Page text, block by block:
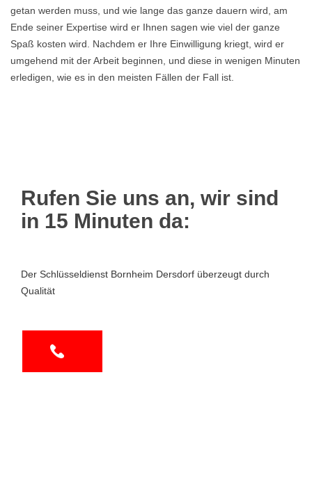
getan werden muss, und wie lange das ganze dauern wird, am
Ende seiner Expertise wird er Ihnen sagen wie viel der ganze
Spaß kosten wird. Nachdem er Ihre Einwilligung kriegt, wird er
umgehend mit der Arbeit beginnen, und diese in wenigen Minuten
erledigen, wie es in den meisten Fällen der Fall ist.
Rufen Sie uns an, wir sind
in 15 Minuten da:
Der Schlüsseldienst Bornheim Dersdorf überzeugt durch
Qualität